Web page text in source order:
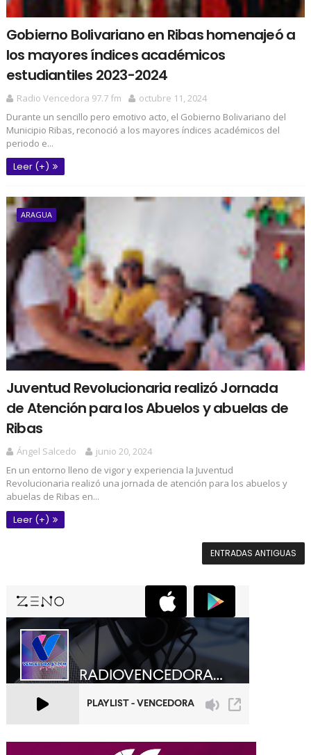
Gobierno Bolivariano en Ribas homenajeó a
los mayores índices académicos
estudiantiles 2023-2024
Radio Vencedora 97.7 fm
octubre 11, 2024
Durante un sencillo pero emotivo acto, el Gobierno Bolivariano del
Municipio Ribas, reconoció a los mayores índices académicos del
periodo e...
Leer (+)
ARAGUA
Juventud Revolucionaria realizó Jornada
de Atención para los Abuelos y abuelas de
Ribas
Ángel Salcedo
junio 20, 2024
En un entorno lleno de vigor y experiencia la Juventud
Revolucionaria realizó una jornada de atención para los abuelos y
abuelas de Ribas en...
Leer (+)
ENTRADAS ANTIGUAS